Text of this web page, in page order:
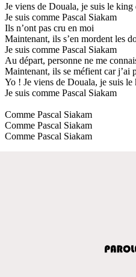
Je viens de Douala, je suis le king
Je suis comme Pascal Siakam
Ils n’ont pas cru en moi
Maintenant, ils s’en mordent les
Je suis comme Pascal Siakam
Au départ, personne ne me
Maintenant, ils se méfient car j’ai
Yo ! Je viens de Douala, je suis le
Je suis comme Pascal Siakam
Comme Pascal Siakam
Comme Pascal Siakam
Comme Pascal Siakam